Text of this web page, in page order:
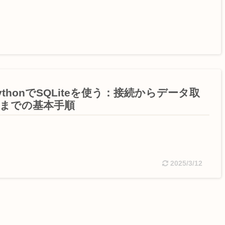
でSQLiteを使う：接続からデータ取
での基本手順
2025/3/12